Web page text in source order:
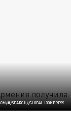
#/SEARCH//GLOBALLOOKPRESS